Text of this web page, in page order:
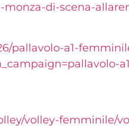
di-scena-
pallavolo-a1-
volley-femminile/